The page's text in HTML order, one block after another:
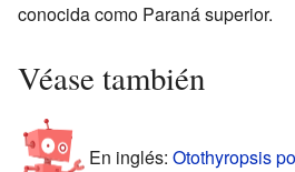
conocida como Paraná superior.
Véase también
En inglés: Otothyropsis